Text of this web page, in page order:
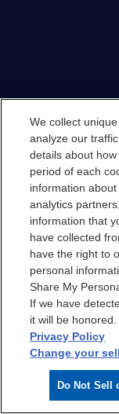
We collect
analyze our
details about
period of each
information
analytics
information that
have collected
have the right to
personal
Share My
If we have
it will be honored.
Privacy Policy
Change your
Do Not Sell